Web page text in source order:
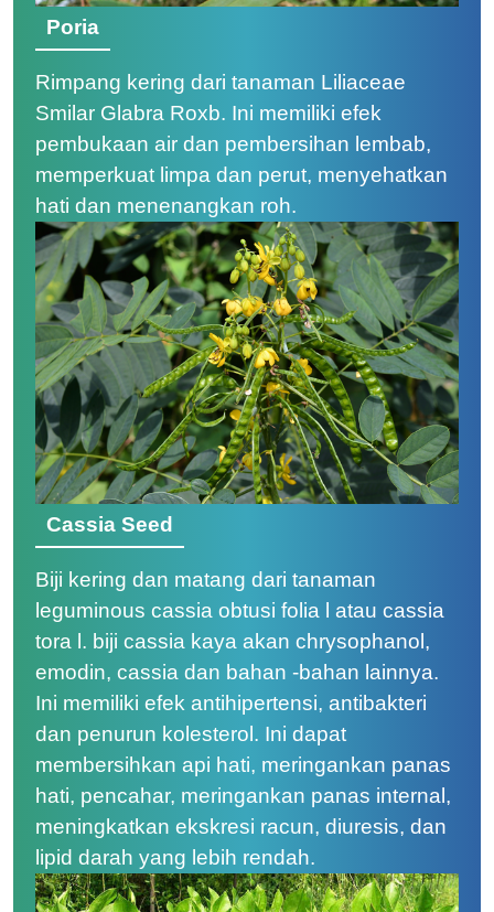
Poria
Rimpang kering dari tanaman Liliaceae
Smilar Glabra Roxb. Ini memiliki efek
pembukaan air dan pembersihan lembab,
memperkuat limpa dan perut, menyehatkan
hati dan menenangkan roh.
Cassia Seed
Biji kering dan matang dari tanaman
leguminous cassia obtusi folia l atau cassia
tora l. biji cassia kaya akan chrysophanol,
emodin, cassia dan bahan -bahan lainnya.
Ini memiliki efek antihipertensi, antibakteri
dan penurun kolesterol. Ini dapat
membersihkan api hati, meringankan panas
hati, pencahar, meringankan panas internal,
meningkatkan ekskresi racun, diuresis, dan
lipid darah yang lebih rendah.